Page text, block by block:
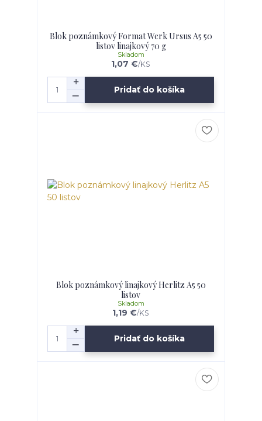
Blok poznámkový Format Werk Ursus A5 50
listov linajkový 70 g
1,07 €/KS
Skladom
Pridať do košíka
Blok poznámkový linajkový Herlitz A5 50
listov
1,19 €/KS
Skladom
Pridať do košíka